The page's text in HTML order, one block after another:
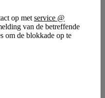
van fase